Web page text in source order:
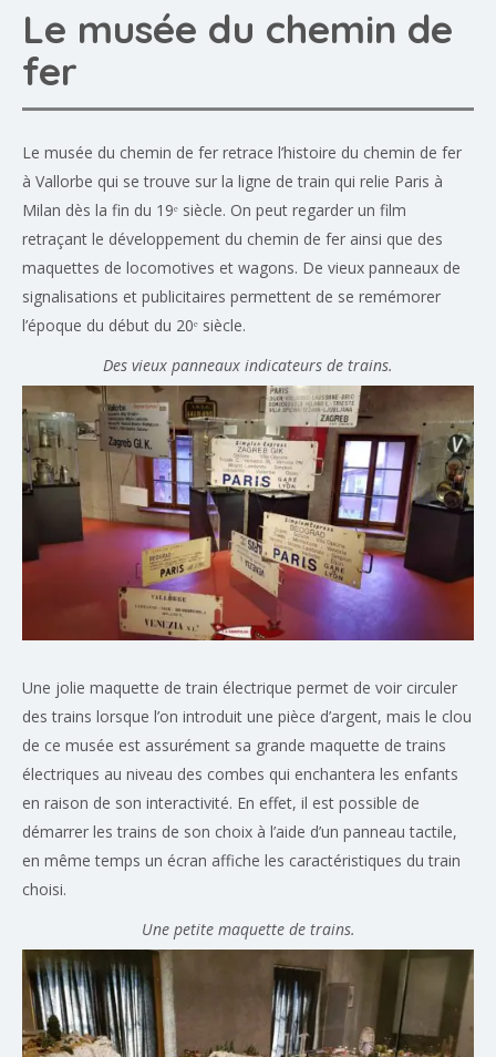
Le musée du chemin de
fer
Le musée du chemin de fer retrace l’histoire du chemin de fer
à Vallorbe qui se trouve sur la ligne de train qui relie Paris à
Milan dès la fin du 19ᵉ siècle. On peut regarder un film
retraçant le développement du chemin de fer ainsi que des
maquettes de locomotives et wagons. De vieux panneaux de
signalisations et publicitaires permettent de se remémorer
l’époque du début du 20ᵉ siècle.
Des vieux panneaux indicateurs de trains.
Une jolie maquette de train électrique permet de voir circuler
des trains lorsque l’on introduit une pièce d’argent, mais le clou
de ce musée est assurément sa grande maquette de trains
électriques au niveau des combes qui enchantera les enfants
en raison de son interactivité. En effet, il est possible de
démarrer les trains de son choix à l’aide d’un panneau tactile,
en même temps un écran affiche les caractéristiques du train
choisi.
Une petite maquette de trains.